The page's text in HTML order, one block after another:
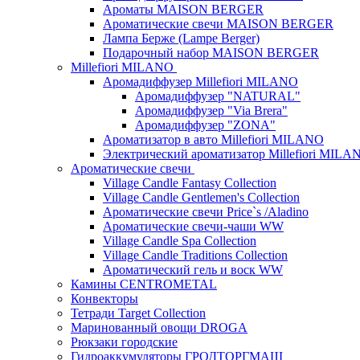
Ароматы MAISON BERGER
Ароматические свечи MAISON BERGER
Лампа Берже (Lampe Berger)
Подарочный набор MAISON BERGER
Millefiori MILANO
Аромадиффузер Millefiori MILANO
Аромадиффузер "NATURAL"
Аромадиффузер "Via Brera"
Аромадиффузер "ZONA"
Ароматизатор в авто Millefiori MILANO
Электрический ароматизатор Millefiori
Ароматические свечи
Village Candle Fantasy Collection
Village Candle Gentlemen's Collection
Ароматические свечи Price`s /Aladino
Ароматические свечи-чаши WW
Village Candle Spa Collection
Village Candle Traditions Collection
Ароматический гель и воск WW
Камины CENTROMETAL
Конвекторы
Тетради Target Collection
Маринованный овощи DROGA
Рюкзаки городские
Гидроаккумуляторы ГРОДТОРГМАШ